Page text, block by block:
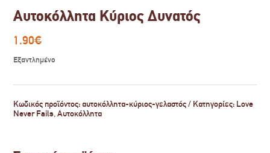
Αυτοκόλλητα Κύριος Δυνατός
1.90€
Εξαντλημένο
Κωδικός προϊόντος: αυτοκόλλητα-κύριος-γελαστός Κατηγορίες: Love
Never Fails,Αυτοκόλλητα